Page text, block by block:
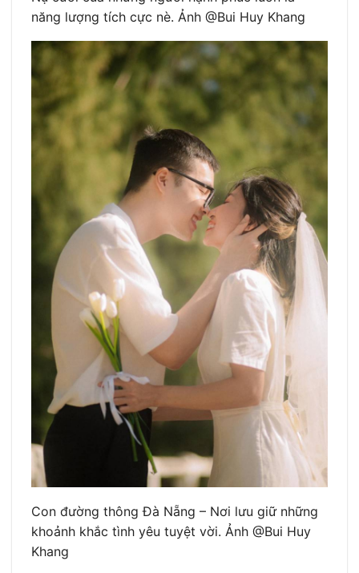
năng lượng tích cực nè. Ảnh @Bui Huy Khang
Con đường thông Đà Nẵng – Nơi lưu giữ những
khoảnh khắc tình yêu tuyệt vời. Ảnh @Bui Huy
Khang